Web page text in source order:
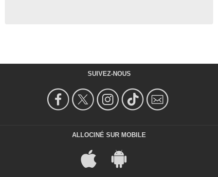
SUIVEZ-NOUS
ALLOCINÉ SUR MOBILE